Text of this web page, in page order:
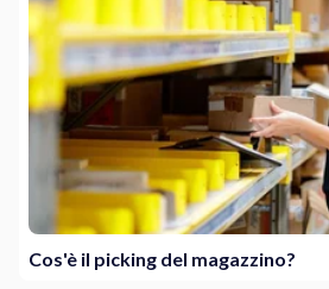
Cos'è il picking del magazzino?